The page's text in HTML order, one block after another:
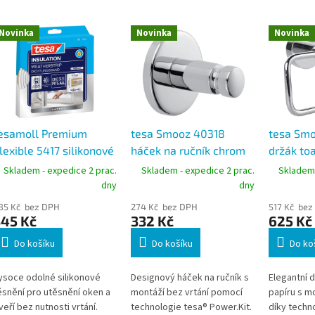
Novinka
Premium
5417 silikonové
těsnění transparentní 9
Skladem - expedice 2 prac.
dny
Kč bez DPH
Kč
Do košíku
odolné silikonové
pro utěsnění oken a
bez nutnosti vrtání.
Novinka
tesa Smooz 40318
háček na ručník chrom
samolepicí
Skladem - expedice 2 prac.
dny
274 Kč bez DPH
332 Kč
Do košíku
Designový háček na ručník s
montáží bez vrtání pomocí
technologie tesa® Power.Kit.
Novinka
tesa
držák
chrom
517 Kč bez
625 Kč
Do
Elegantní
papíru s
díky